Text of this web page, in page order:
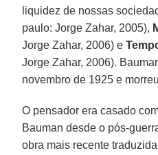
liquidez de nossas
paulo: Jorge Zahar, 2005),
Jorge Zahar, 2006) e
Jorge Zahar, 2006).
novembro de 1925 e
O pensador era casado
Bauman desde o pós-
obra mais recente